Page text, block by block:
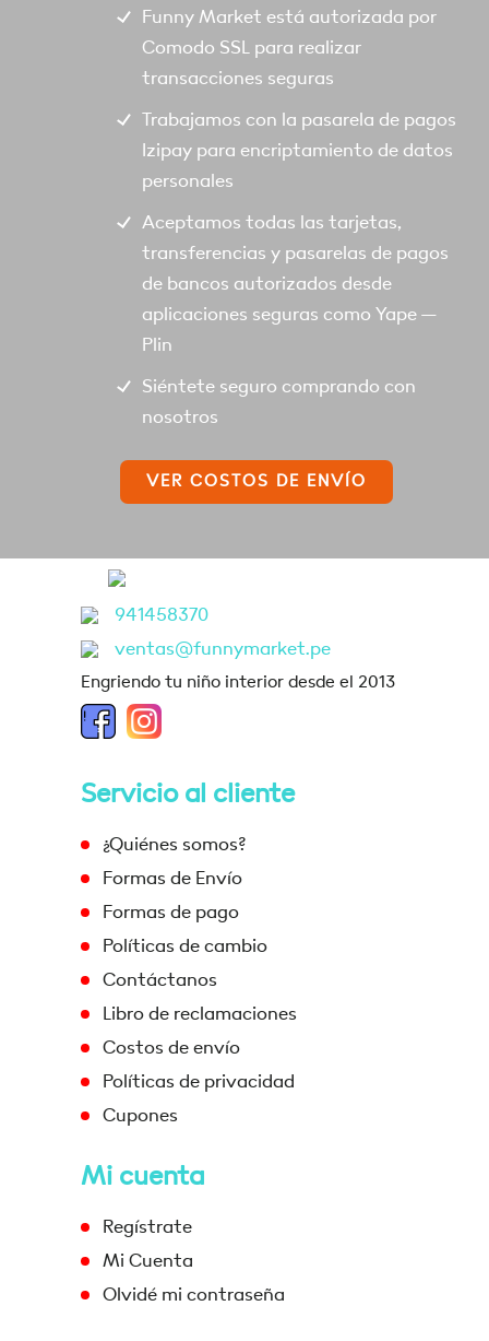
Funny Market está autorizada por
Comodo SSL para realizar
transacciones seguras
Trabajamos con la pasarela de pagos
Izipay para encriptamiento de datos
personales
Aceptamos todas las tarjetas,
transferencias y pasarelas de pagos
de bancos autorizados desde
aplicaciones seguras como Yape –
Plin
Siéntete seguro comprando con
nosotros
VER COSTOS DE ENVÍO
941458370
ventas@funnymarket.pe
Engriendo tu niño interior desde el 2013
Servicio al cliente
¿Quiénes somos?
Formas de Envío
Formas de pago
Políticas de cambio
Contáctanos
Libro de reclamaciones
Costos de envío
Políticas de privacidad
Cupones
Mi cuenta
Regístrate
Mi Cuenta
Olvidé mi contraseña